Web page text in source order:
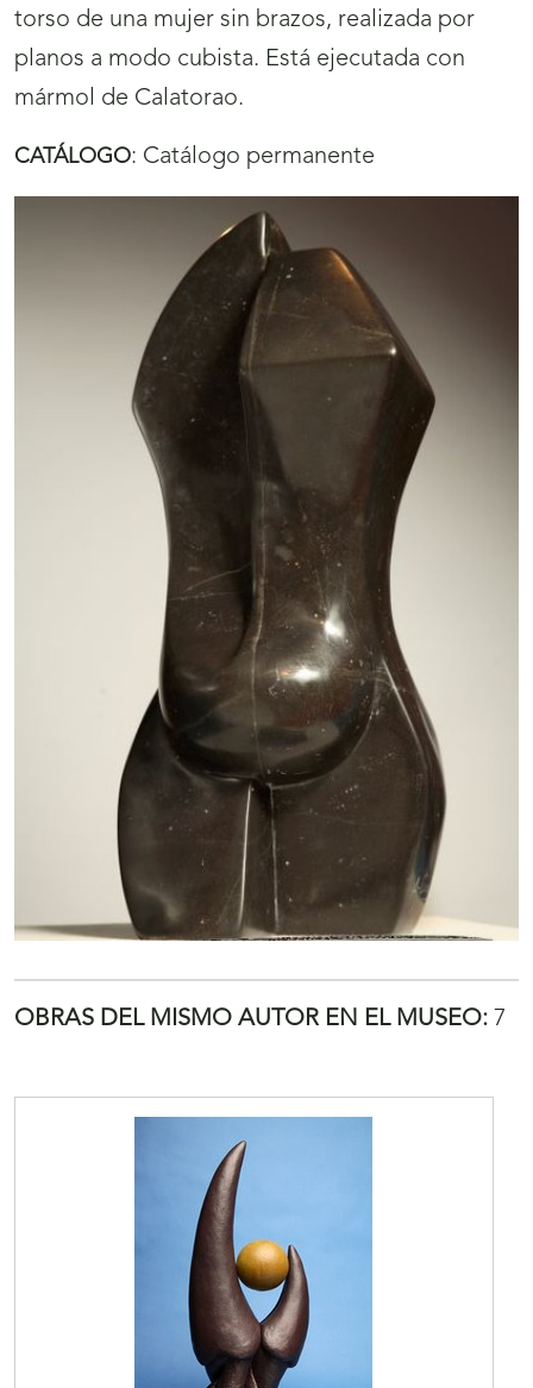
torso de una mujer sin brazos, realizada por
planos a modo cubista. Está ejecutada con
mármol de Calatorao.
CATÁLOGO: Catálogo permanente
OBRAS DEL MISMO AUTOR EN EL MUSEO: 7